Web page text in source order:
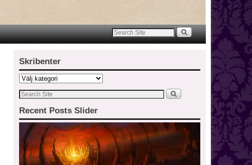
Skribenter
Recent Posts Slider